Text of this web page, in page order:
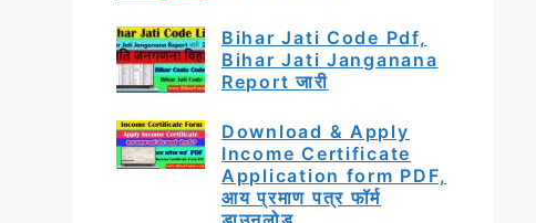
Bihar Jati Code Pdf,
Bihar Jati Janganana
Report जारी
Download & Apply
Income Certificate
Application form PDF,
आय प्रमाण पत्र फॉर्म